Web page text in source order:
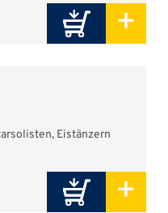
+
Eistänzern
+